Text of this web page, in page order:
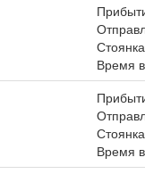
Время
Время